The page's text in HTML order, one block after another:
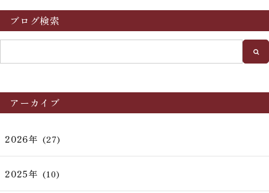
ブログ検索
アーカイブ
2026年 (27)
2025年 (10)